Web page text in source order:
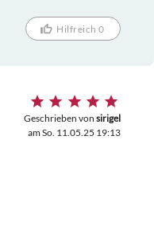
Hilfreich 0
Geschrieben von sirigel
am So. 11.05.25 19:13